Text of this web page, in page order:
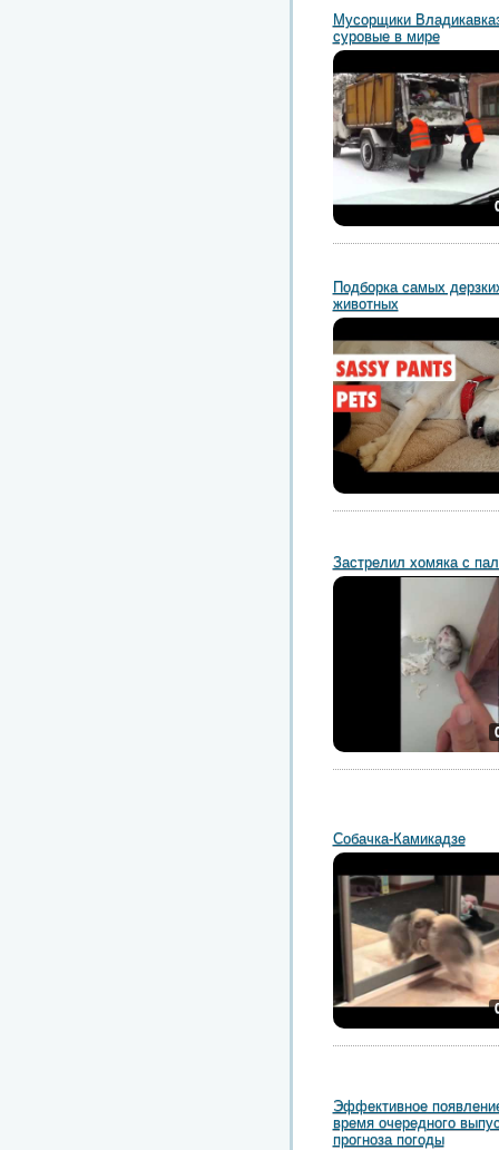
Мусорщики
суровые в мире
Подборка самых
животных
Застрелил хомяка с
Собачка-Камикадзе
Эффективное
время очередного
прогноза погоды